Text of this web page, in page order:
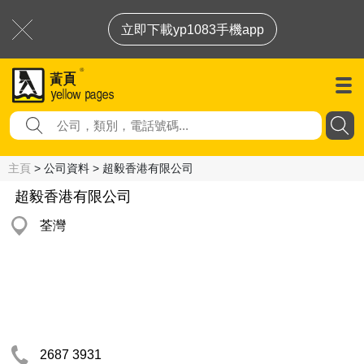
立即下載yp1083手機app
主頁 > 公司資料 > 超毅香港有限公司
超毅香港有限公司
荃灣
2687 3931